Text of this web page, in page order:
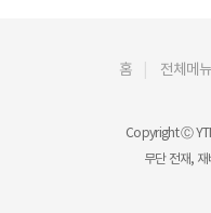
홈 전체메뉴
Copyright Ⓒ
무단 전재,